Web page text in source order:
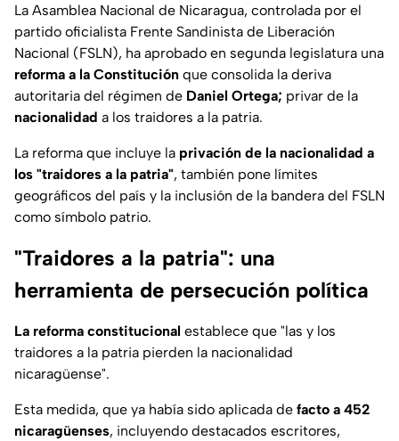
La Asamblea Nacional de Nicaragua, controlada por el
partido oficialista Frente Sandinista de Liberación
Nacional (FSLN), ha aprobado en segunda legislatura una
reforma a la Constitución que consolida la deriva
autoritaria del régimen de Daniel Ortega; privar de la
nacionalidad a los traidores a la patria.
La reforma que incluye la privación de la nacionalidad a
los "traidores a la patria", también pone límites
geográficos del país y la inclusión de la bandera del FSLN
como símbolo patrio.
"Traidores a la patria": una
herramienta de persecución política
La reforma constitucional establece que "las y los
traidores a la patria pierden la nacionalidad
nicaragüense".
Esta medida, que ya había sido aplicada de facto a 452
nicaragüenses, incluyendo destacados escritores,